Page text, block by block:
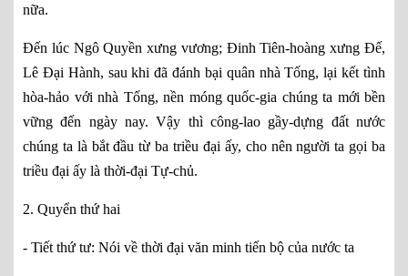
nữa.
Đến lúc Ngô Quyền xưng vương; Đinh Tiên-hoàng xưng Đế,
Lê Đại Hành, sau khi đã đánh bại quân nhà Tống, lại kết tình
hòa-hảo với nhà Tống, nền móng quốc-gia chúng ta mới bền
vững đến ngày nay. Vậy thì công-lao gầy-dựng đất nước
chúng ta là bắt đầu từ ba triều đại ấy, cho nên người ta gọi ba
triều đại ấy là thời-đại Tự-chủ.
2. Quyển thứ hai
- Tiết thứ tư: Nói về thời đại văn minh tiến bộ của nước ta